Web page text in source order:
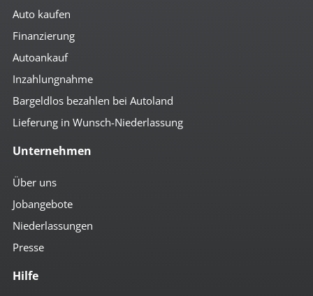
Auto kaufen
Finanzierung
Autoankauf
Inzahlungnahme
Bargeldlos bezahlen bei Autoland
Lieferung in Wunsch-Niederlassung
Unternehmen
Über uns
Jobangebote
Niederlassungen
Presse
Hilfe